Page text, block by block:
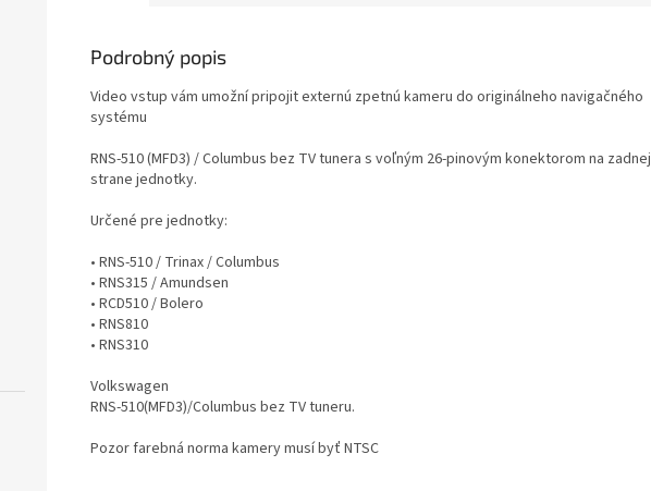
Podrobný popis
Video vstup vám umožní pripojit externú zpetnú kameru do originálneho navigačného
systému
RNS-510 (MFD3) / Columbus bez TV tunera s voľným 26-pinovým konektorom na zadnej
strane jednotky.
Určené pre jednotky:
• RNS-510 / Trinax / Columbus
• RNS315 / Amundsen
• RCD510 / Bolero
• RNS810
• RNS310
Volkswagen
RNS-510(MFD3)/Columbus bez TV tuneru.
Pozor farebná norma kamery musí byť NTSC